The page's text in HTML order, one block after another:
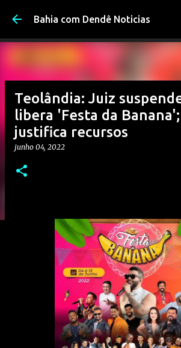
Pular para o conteúdo
Bahia com Dendê Noticias
Teolândia: Juiz
libera 'Festa da
justifica recursos
junho 04, 2022